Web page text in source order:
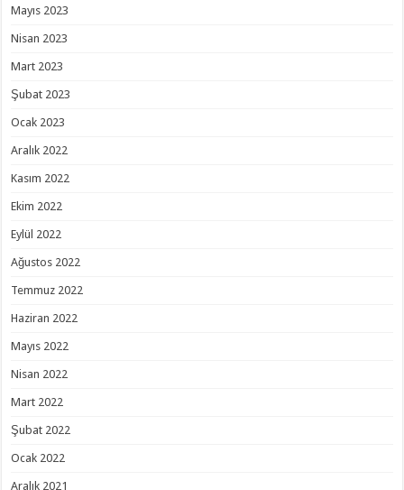
Mayıs 2023
Nisan 2023
Mart 2023
Şubat 2023
Ocak 2023
Aralık 2022
Kasım 2022
Ekim 2022
Eylül 2022
Ağustos 2022
Temmuz 2022
Haziran 2022
Mayıs 2022
Nisan 2022
Mart 2022
Şubat 2022
Ocak 2022
Aralık 2021